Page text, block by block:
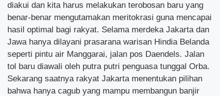
diakui dan kita harus melakukan terobosan baru yang
benar-benar mengutamakan meritokrasi guna mencapai
hasil optimal bagi rakyat. Selama merdeka Jakarta dan
Jawa hanya dilayani prasarana warisan Hindia Belanda
seperti pintu air Manggarai, jalan pos Daendels. Jalan
tol baru diawali oleh putra putri penguasa tunggal Orba.
Sekarang saatnya rakyat Jakarta menentukan pilihan
bahwa hanya cagub yang mampu membangun banjir